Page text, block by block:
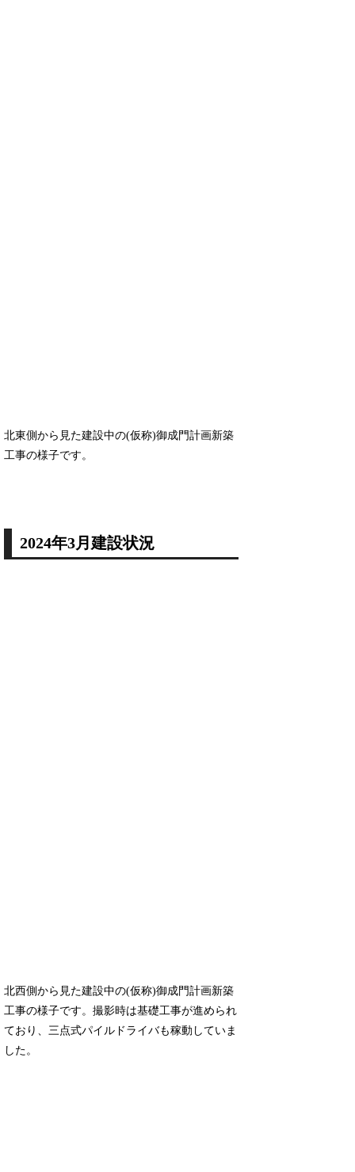
北東側から見た建設中の(仮称)御成門計画新築
工事の様子です。
2024年3月建設状況
北西側から見た建設中の(仮称)御成門計画新築
工事の様子です。撮影時は基礎工事が進められ
ており、三点式パイルドライバも稼動していま
した。